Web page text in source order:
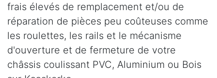
frais élevés de remplacement et/ou de
réparation de pièces peu coûteuses comme
les roulettes, les rails et le mécanisme
d'ouverture et de fermeture de votre
châssis coulissant PVC, Aluminium ou Bois